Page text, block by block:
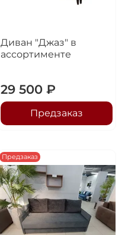
Диван "Джаз" в
ассортименте
29 500 ₽
Предзаказ
Предзаказ